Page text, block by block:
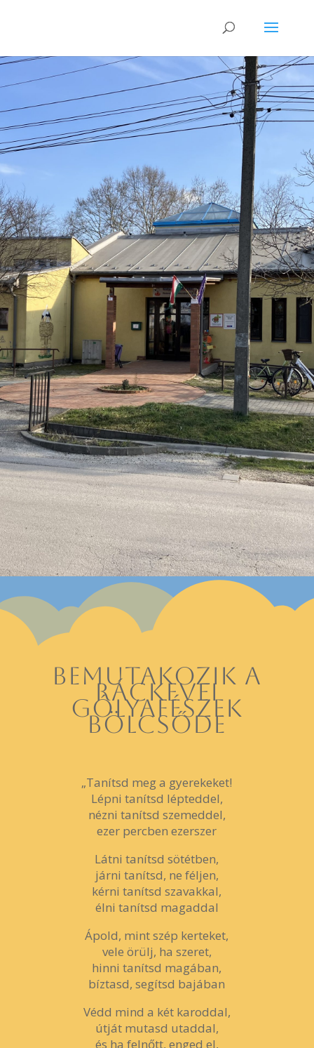
BEMUTAKOZIK A
RÁCKEVEI
GÓLYAFÉSZEK
BÖLCSŐDE
„Tanítsd meg a gyerekeket!
Lépni tanítsd lépteddel,
nézni tanítsd szemeddel,
ezer percben ezerszer
Látni tanítsd sötétben,
járni tanítsd, ne féljen,
kérni tanítsd szavakkal,
élni tanítsd magaddal
Ápold, mint szép kerteket,
vele örülj, ha szeret,
hinni tanítsd magában,
bíztasd, segítsd bajában
Védd mind a két karoddal,
útját mutasd utaddal,
és ha felnőtt, enged el,